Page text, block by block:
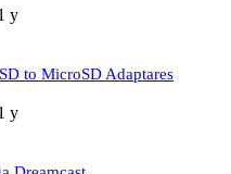
y
to MicroSD Adaptares
y